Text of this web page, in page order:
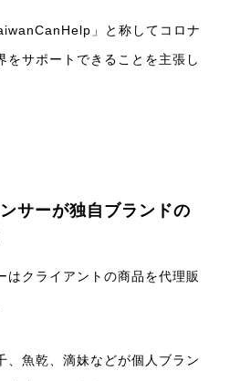
」と称してコロナ
をサポートできることを主張し
サーが独自ブランドの
はクライアントの商品を代理販
、魚乾、滴妹などが個人ブラン